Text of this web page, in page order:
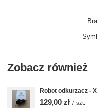
Zobacz również
Robot odkurzacz -
129,00 zł / szt.